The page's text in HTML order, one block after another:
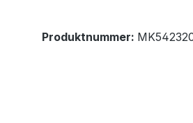
Produktnummer: